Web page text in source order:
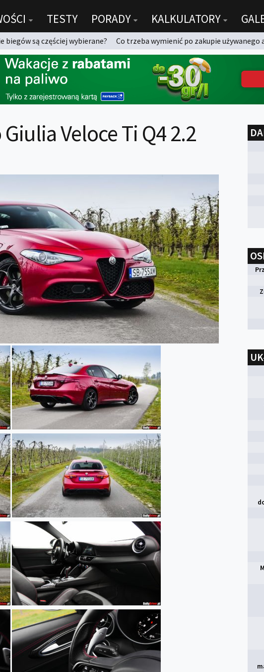
TESTY PORADY KALKULATORY
są częściej wybierane? Co trzeba wymienić po zakupie używanego
Veloce Ti Q4 2.2